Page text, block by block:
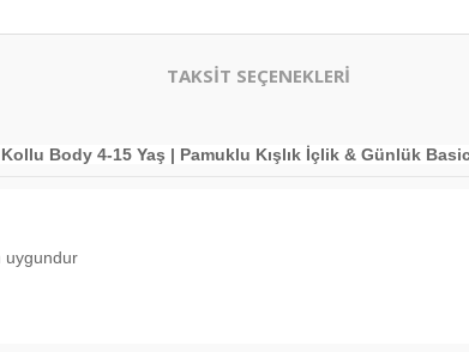
TAKSİT SEÇENEKLERİ
Body 4-15 Yaş | Pamuklu Kışlık İçlik & Günlük
uygundur